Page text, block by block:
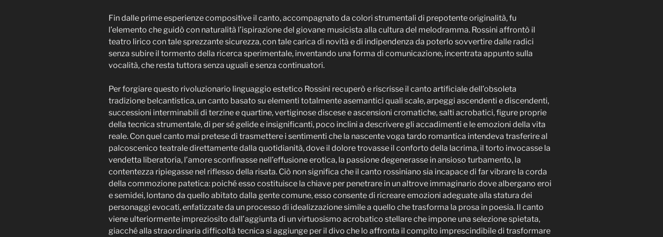
Fin dalle prime esperienze compositive il canto, accompagnato da colori strumentali di prepotente originalità, fu
l’elemento che guidò con naturalità l’ispirazione del giovane musicista alla cultura del melodramma. Rossini affrontò il
teatro lirico con tale sprezzante sicurezza, con tale carica di novità e di indipendenza da poterlo sovvertire dalle radici
senza subire il tormento della ricerca sperimentale, inventando una forma di comunicazione, incentrata appunto sulla
vocalità, che resta tuttora senza uguali e senza continuatori.
Per forgiare questo rivoluzionario linguaggio estetico Rossini recuperò e riscrisse il canto artificiale dell’obsoleta
tradizione belcantistica, un canto basato su elementi totalmente asemantici quali scale, arpeggi ascendenti e discendenti,
successioni interminabili di terzine e quartine, vertiginose discese e ascensioni cromatiche, salti acrobatici, figure proprie
della tecnica strumentale, di per sé gelide e insignificanti, poco inclini a descrivere gli accadimenti e le emozioni della vita
reale. Con quel canto mai pretese di trasmettere i sentimenti che la nascente voga tardo romantica intendeva trasferire al
palcoscenico teatrale direttamente dalla quotidianità, dove il dolore trovasse il conforto della lacrima, il torto invocasse la
vendetta liberatoria, l’amore sconfinasse nell’effusione erotica, la passione degenerasse in ansioso turbamento, la
contentezza ripiegasse nel riflesso della risata. Ciò non significa che il canto rossiniano sia incapace di far vibrare la corda
della commozione patetica: poiché esso costituisce la chiave per penetrare in un altrove immaginario dove albergano eroi
e semidei, lontano da quello abitato dalla gente comune, esso consente di ricreare emozioni adeguate alla statura dei
personaggi evocati, enfatizzate da un processo di idealizzazione simile a quello che trasforma la prosa in poesia. Il canto
viene ulteriormente impreziosito dall’aggiunta di un virtuosismo acrobatico stellare che impone una selezione spietata,
giacché alla straordinaria difficoltà tecnica si aggiunge per il divo che lo affronta il compito imprescindibile di trasformare